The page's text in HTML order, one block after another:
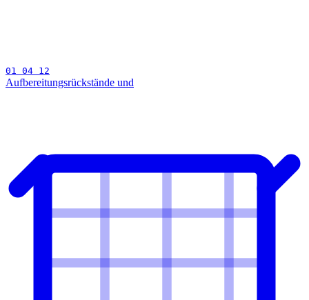
01 04 12
Aufbereitungsrückstände und